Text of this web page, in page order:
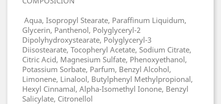
Aqua, Isopropyl Stearate, Paraffinum Liquidum,
Glycerin, Panthenol, Polyglyceryl-2
Dipolyhydroxystearate, Polyglyceryl-3
Diisostearate, Tocopheryl Acetate, Sodium Citrate,
Citric Acid, Magnesium Sulfate, Phenoxyethanol,
Potassium Sorbate, Parfum, Benzyl Alcohol,
Limonene, Linalool, Butylphenyl Methylpropional,
Hexyl Cinnamal, Alpha-Isomethyl Ionone, Benzyl
Salicylate, Citronellol